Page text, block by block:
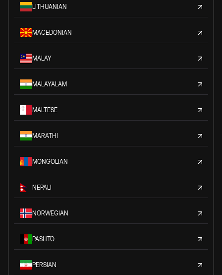
LITHUANIAN
MACEDONIAN
MALAY
MALAYALAM
MALTESE
MARATHI
MONGOLIAN
NEPALI
NORWEGIAN
PASHTO
PERSIAN